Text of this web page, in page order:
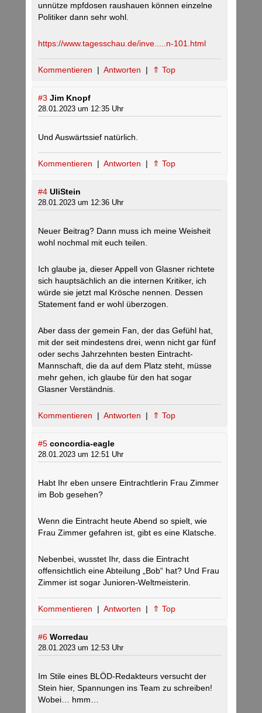
unnütze mpfdosen raushauen können einzelne
Politiker dann sehr wohl.
https://www.tagesschau.de/inve.....n-101.html
Kommentieren | Antworten | ⇑ Top
#3 Jim Knopf
28.01.2023 um 12:35 Uhr
Und Auswärtssief natürlich.
Kommentieren | Antworten | ⇑ Top
#4 UliStein
28.01.2023 um 12:36 Uhr
Neuer Beitrag? Dann muss ich meine Weisheit
wohl nochmal mit euch teilen.
Ich glaube ja, dieser Appell von Glasner richtete
sich hauptsächlich an die internen Kritiker, ich
würde sie jetzt mal Krösche nennen. Dessen
Statement fand er wohl überzogen.
Aber dass der gemein Fan, der das Gefühl hat,
mit der seit mindestens drei, wenn nicht gar fünf
oder sechs Jahrzehnten besten Eintracht-
Mannschaft, die da auf dem Platz steht, müsse
mehr gehen, ich glaube für den hat sogar
Glasner Verständnis.
Kommentieren | Antworten | ⇑ Top
#5 concordia-eagle
28.01.2023 um 12:51 Uhr
Habt Ihr eben unsere Eintrachtlerin Frau Zimmer
im Bob gesehen?
Wenn die Eintracht heute Abend so spielt, wie
Frau Zimmer gefahren ist, gibt es eine Klatsche.
Nebenbei, wusstet Ihr, dass die Eintracht
offensichtlich eine Abteilung „Bob“ hat? Und Frau
Zimmer ist sogar Junioren-Weltmeisterin.
Kommentieren | Antworten | ⇑ Top
#6 Worredau
28.01.2023 um 12:53 Uhr
Im Stile eines BLÖD-Redakteurs versucht der
Stein hier, Spannungen ins Team zu schreiben!
Wobei… hmm…